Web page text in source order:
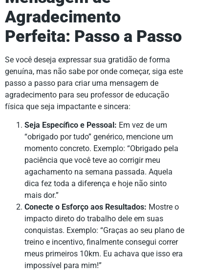
Agradecimento
Perfeita: Passo a Passo
Se você deseja expressar sua gratidão de forma
genuína, mas não sabe por onde começar, siga este
passo a passo para criar uma mensagem de
agradecimento para seu professor de educação
física que seja impactante e sincera:
Seja Específico e Pessoal: Em vez de um
“obrigado por tudo” genérico, mencione um
momento concreto. Exemplo: “Obrigado pela
paciência que você teve ao corrigir meu
agachamento na semana passada. Aquela
dica fez toda a diferença e hoje não sinto
mais dor.”
Conecte o Esforço aos Resultados: Mostre o
impacto direto do trabalho dele em suas
conquistas. Exemplo: “Graças ao seu plano de
treino e incentivo, finalmente consegui correr
meus primeiros 10km. Eu achava que isso era
impossível para mim!”